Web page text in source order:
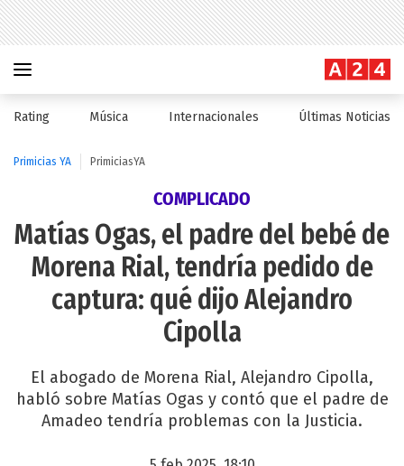
Rating Música Internacionales Últimas Noticias
Primicias YA PrimiciasYA
COMPLICADO
Matías Ogas, el padre del bebé de
Morena Rial, tendría pedido de
captura: qué dijo Alejandro
Cipolla
El abogado de Morena Rial, Alejandro Cipolla,
habló sobre Matías Ogas y contó que el padre de
Amadeo tendría problemas con la Justicia.